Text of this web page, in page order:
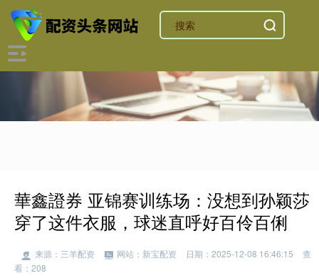
華鑫證券 亚锦赛训练场：没想到孙颖莎
穿了这件衣服，球迷直呼好百伶百俐
来源：三羊配资 网站：新宝配资 日期：2025-12-08 16:46:15
查
看：208